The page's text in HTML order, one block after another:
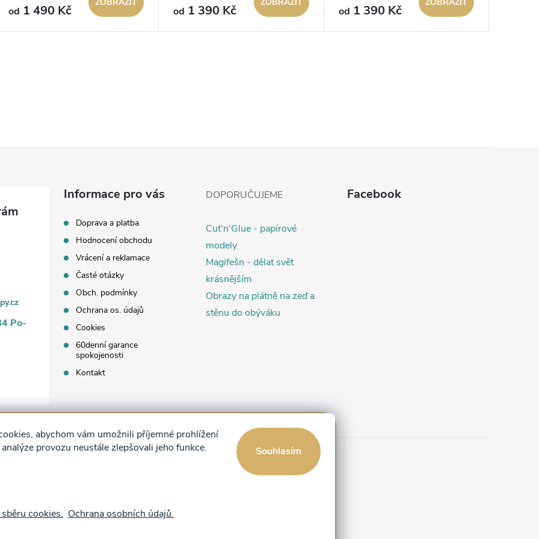
abychom vám umožnili příjemné prohlížení
provozu neustále zlepšovali jeho funkce.
cookies. Ochrana osobních údajů.
Souhlasím
od 1 490 Kč od 1 390 Kč od 1 390 Kč
Po-
Informace pro vás
Doprava a platba
Hodnocení obchodu
Vrácení a reklamace
Časté otázky
Obch. podmínky
Ochrana os. údajů
Cookies
60denní garance
spokojenosti
Kontakt
DOPORUČUJEME
Cut'n'Glue - papírové
modely
Magifešn - dělat svět
krásnějším
Obrazy na plátně na zeď a
stěnu do obýváku
Facebook